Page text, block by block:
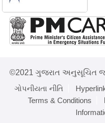
©2021 ગુજરાત અનુસૂચિત
ગોપનીયતા નીતિ
Terms & Conditions